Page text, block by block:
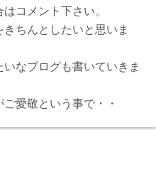
コメント下さい。
ちんとしたいと思いま
なブログも書いていきま
愛敬という事で・・